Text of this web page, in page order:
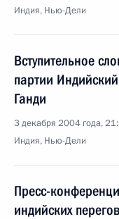
Индия, Нью-Дели
Вступительное
партии
Ганди
3 декабря 2004 года,
Индия, Нью-Дели
Пресс-
индийских